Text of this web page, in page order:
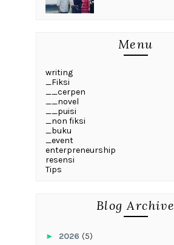
Menu
writing
_Fiksi
__cerpen
__novel
__puisi
_non fiksi
_buku
_event
enterpreneurship
resensi
Tips
Blog Archive
► 2026 (5)